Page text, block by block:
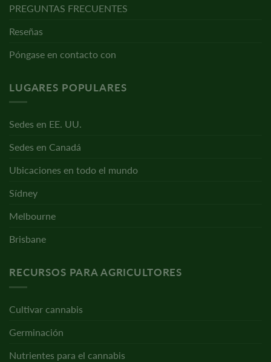
PREGUNTAS FRECUENTES
Reseñas
Póngase en contacto con
LUGARES POPULARES
Sedes en EE. UU.
Sedes en Canadá
Ubicaciones en todo el mundo
Sídney
Melbourne
Brisbane
RECURSOS PARA AGRICULTORES
Cultivar cannabis
Germinación
Nutrientes para el cannabis